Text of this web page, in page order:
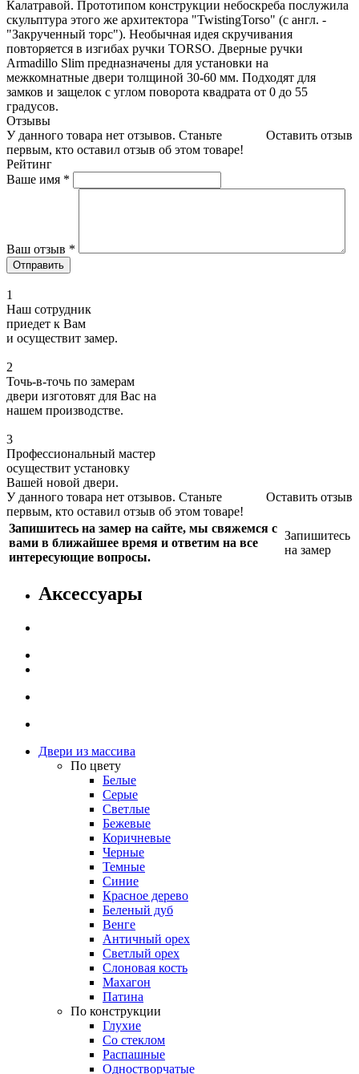
Калатравой. Прототипом конструкции небоскреба послужила
скульптура этого же архитектора "TwistingTorso" (с англ. -
"Закрученный торс"). Необычная идея скручивания
повторяется в изгибах ручки TORSO. Дверные ручки
Armadillo Slim предназначены для установки на
межкомнатные двери толщиной 30-60 мм. Подходят для
замков и защелок с углом поворота квадрата от 0 до 55
градусов.
Отзывы
Оставить отзыв
У данного товара нет отзывов. Станьте
первым, кто оставил отзыв об этом товаре!
Рейтинг
Ваше имя *
Ваш отзыв *
1
Наш сотрудник
приедет к Вам
и осуществит замер.
2
Точь-в-точь по замерам
двери изготовят для Вас на
нашем производстве.
3
Профессиональный мастер
осуществит установку
Вашей новой двери.
Оставить отзыв
У данного товара нет отзывов. Станьте
первым, кто оставил отзыв об этом товаре!
Запишитесь на замер на сайте, мы свяжемся с
вами в ближайшее время и ответим на все
интересующие вопросы.
Запишитесь
на замер
Аксессуары
Двери из массива
По цвету
Белые
Серые
Светлые
Бежевые
Коричневые
Черные
Темные
Синие
Красное дерево
Беленый дуб
Венге
Античный орех
Светлый орех
Слоновая кость
Махагон
Патина
По конструкции
Глухие
Со стеклом
Распашные
Одностворчатые